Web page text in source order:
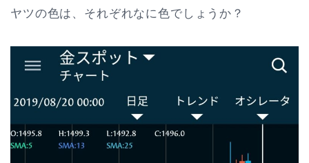
ヤツの色は、それぞれなに色でしょうか？